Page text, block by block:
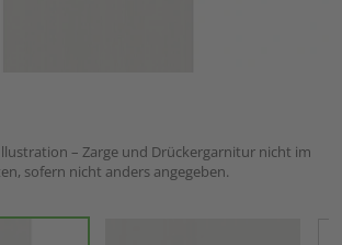
– Zarge und Drückergarnitur nicht im
sofern nicht anders angegeben.